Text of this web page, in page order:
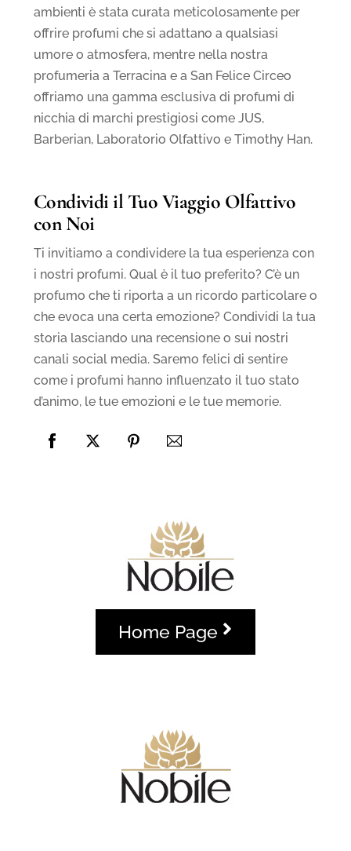
ambienti è stata curata meticolosamente per
offrire profumi che si adattano a qualsiasi
umore o atmosfera, mentre nella nostra
profumeria a Terracina e a San Felice Circeo
offriamo una gamma esclusiva di profumi di
nicchia di marchi prestigiosi come JUS,
Barberian, Laboratorio Olfattivo e Timothy Han.
Condividi il Tuo Viaggio Olfattivo
con Noi
Ti invitiamo a condividere la tua esperienza con
i nostri profumi. Qual è il tuo preferito? C’è un
profumo che ti riporta a un ricordo particolare o
che evoca una certa emozione? Condividi la tua
storia lasciando una recensione o sui nostri
canali social media. Saremo felici di sentire
come i profumi hanno influenzato il tuo stato
d’animo, le tue emozioni e le tue memorie.
Home Page